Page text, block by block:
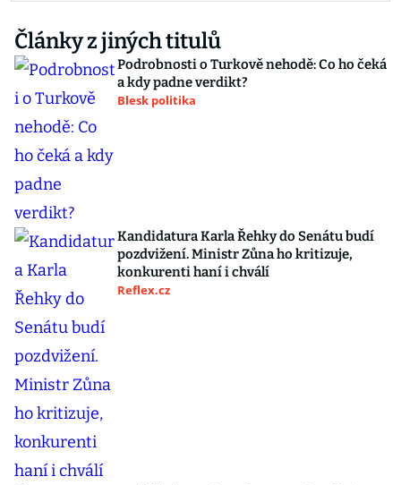
Články z jiných titulů
Podrobnosti o Turkově nehodě: Co ho čeká
a kdy padne verdikt?
Blesk politika
Kandidatura Karla Řehky do Senátu budí
pozdvižení. Ministr Zůna ho kritizuje,
konkurenti haní i chválí
Reflex.cz